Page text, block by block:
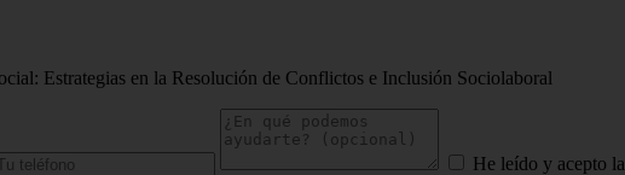
Estrategias en la Resolución de Conflictos e Inclusión Sociolaboral
He leído y acepto la